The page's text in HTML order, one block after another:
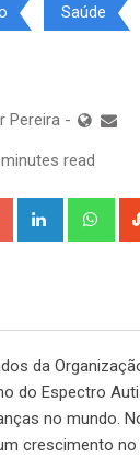
Saúde
Pereira -
read
Google+ LinkedIn
da
do Espectro
no mundo.
crescimento